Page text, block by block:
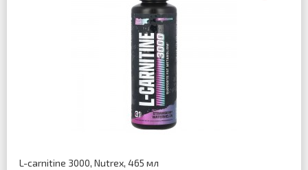
L-carnitine 3000, Nutrex, 465 мл